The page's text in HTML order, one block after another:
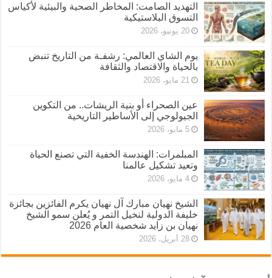
التهديد الصامت: المخاطر الصحية والبيئية لأكياس
التسوق البلاستيكية
20 يونيو، 2026
يوم الشاي العالمي: رشفـة من التاريخ تنبض
بالحياة والاقتصاد والثقافة
21 مايو، 2026
عين الصحراء أو بنية الريشات.. من التكوين
الجيولوجي إلى الأساطير التاريخية
5 مايو، 2026
المبلمرات: الهندسة الخفية التي تصنع الحياة
وتعيد تشكيل عالمنا
4 مايو، 2026
الشيخ نهيان مبارك آل نهيان يكرم الفائزين بجائزة
خليفة الدولية لنخيل التمر و يُعلن سمو الشيخ
نهيان بن زايد شخصية العام 2026
28 أبريل، 2026